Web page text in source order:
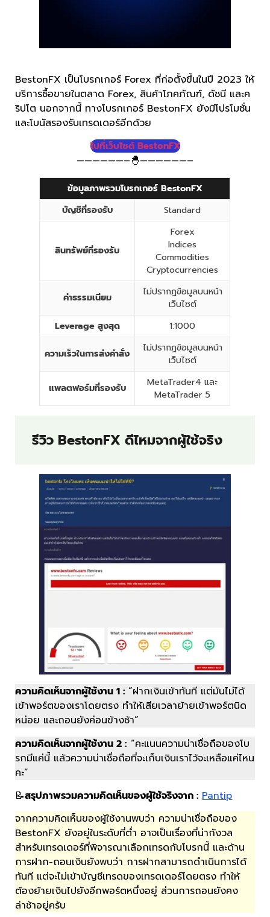
BestonFX เป็นโบรกเกอร์ Forex ที่ก่อตั้งขึ้นในปี 2023 ให้
บริการซื้อขายในตลาด Forex, สินค้าโภคภัณฑ์, ดัชนี และค
ริปโต นอกจากนี้ ทางโบรกเกอร์ BestonFX ยังมีโปรโมชั่น
และโบนัสรองรับเทรดเดอร์อีกด้วย
ไปที่เว็บไซต์ BestonFX
——————–🐣——————–
ข้อมูลภาพรวมโบรกเกอร์ BestonFX
บัญชีที่รองรับ
Standard
สินทรัพย์ที่รองรับ
Forex
Indices
Commodities
Cryptocurrencies
ค่าธรรมเนียม
ไม่ปรากฏข้อมูลบนหน้า
เว็บไซต์
Leverage สูงสุด
1:1000
ความเร็วในการส่งคำสั่ง
ไม่ปรากฏข้อมูลบนหน้า
เว็บไซต์
แพลตฟอร์มที่รองรับ
MetaTrader4 และ
MetaTrader 5
รีวิว BestonFX ดีไหมจากผู้ใช้จริง
ความคิดเห็นจากผู้ใช้งาน 1 : “ฝากเงินเข้าทันที แต่มันไม่ได้
เข้าพอร์ตของเราโดยตรง ทำให้เสียเวลาย้ายเข้าพอร์ตนิด
หน่อย และถอนยังค่อนข้างช้า”
ความคิดเห็นจากผู้ใช้งาน 2 : “คะแนนความน่าเชื่อถือของโบ
รกมีแค่นี้ แล้วความน่าเชื่อถือที่จะเก็บเงินเราไว้จะเหลือแค่ไหน
คะ”
📝สรุปภาพรวมความคิดเห็นของผู้ใช้จริงจาก :Pantip
จากความคิดเห็นของผู้ใช้งานพบว่า ความน่าเชื่อถือของ
BestonFX ยังอยู่ในระดับที่ต่ำ อาจเป็นเรื่องที่น่ากังวล
สำหรับเทรดเดอร์ที่พิจารณาเลือกเทรดกับโบรกนี้ และด้าน
การฝาก-ถอนเงินยังพบว่า การฝากสามารถดำเนินการได้
ทันที แต่จะไม่เข้าบัญชีเทรดของเทรดเดอร์โดยตรง ทำให้
ต้องย้ายเงินไปยังอีกพอร์ตหนึ่งอยู่ ส่วนการถอนยังคง
ล่าช้าอยู่ครับ